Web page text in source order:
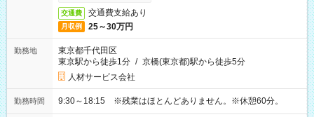
交通費 交通費支給あり
月収例 25～30万円
勤務地
東京都千代田区
東京駅から徒歩1分 / 京橋(東京都)駅から徒歩5分
人材サービス会社
勤務時間 9:30～18:15 ※残業はほとんどありません。※休憩60分。